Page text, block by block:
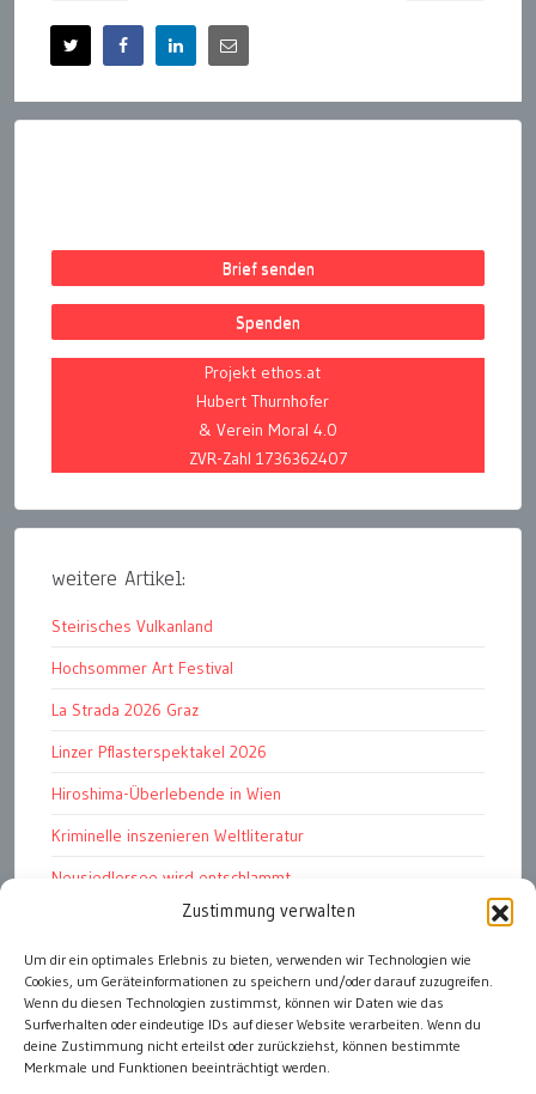
Zustimmung verwalten
Um dir ein optimales Erlebnis zu bieten, verwenden wir Technologien wie
Cookies, um Geräteinformationen zu speichern und/oder darauf zuzugreifen.
Wenn du diesen Technologien zustimmst, können wir Daten wie das
Surfverhalten oder eindeutige IDs auf dieser Website verarbeiten. Wenn du
deine Zustimmung nicht erteilst oder zurückziehst, können bestimmte
Merkmale und Funktionen beeinträchtigt werden.
Brief senden
Spenden
Projekt ethos.at
Hubert Thurnhofer
& Verein Moral 4.0
ZVR-Zahl 1736362407
weitere Artikel:
Steirisches Vulkanland
Hochsommer Art Festival
La Strada 2026 Graz
Linzer Pflasterspektakel 2026
Hiroshima-Überlebende in Wien
Kriminelle inszenieren Weltliteratur
Neusiedlersee wird entschlammt
TKG wünscht besinnliches Weihnachtsfest
Fußball WM 2026: „historisch“
Die Wichtigen